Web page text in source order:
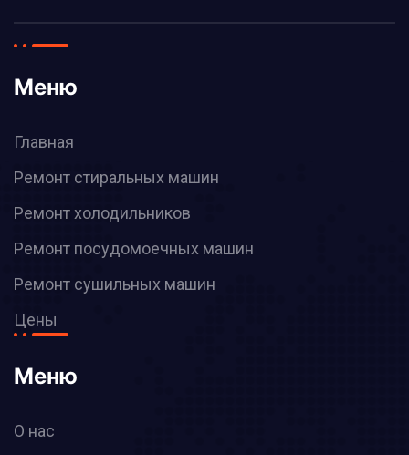
Меню
Главная
Ремонт стиральных машин
Ремонт холодильников
Ремонт посудомоечных машин
Ремонт сушильных машин
Цены
Меню
О нас